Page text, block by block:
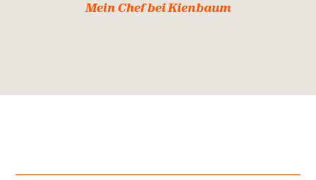
Mein Chef bei Kienbaum